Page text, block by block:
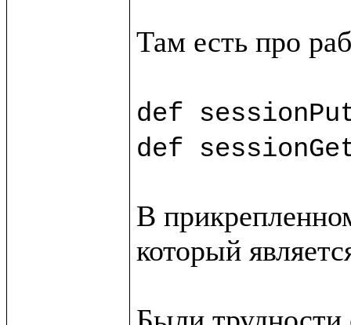
Там есть про
def
def
В
который